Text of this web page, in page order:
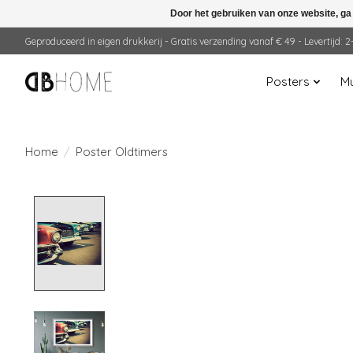
Geproduceerd in eigen drukkerij - Gratis verzending vanaf € 49 - Levertijd:
Posters
Home / Poster Oldtimers
Door het gebruiken van onze website,